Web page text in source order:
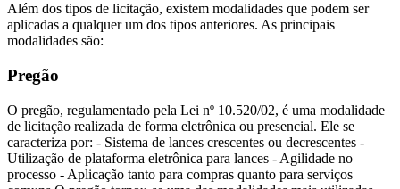
Além dos tipos de licitação, existem modalidades que podem ser
aplicadas a qualquer um dos tipos anteriores. As principais
modalidades são:
Pregão
O pregão, regulamentado pela Lei nº 10.520/02, é uma modalidade
de licitação realizada de forma eletrônica ou presencial. Ele se
caracteriza por: - Sistema de lances crescentes ou decrescentes -
Utilização de plataforma eletrônica para lances - Agilidade no
processo - Aplicação tanto para compras quanto para serviços